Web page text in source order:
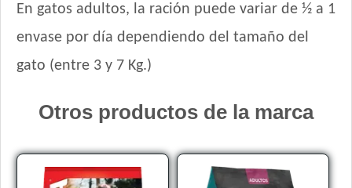
En gatos adultos, la ración puede variar de ½ a 1
envase por día dependiendo del tamaño del
gato (entre 3 y 7 Kg.)
Otros productos de la marca